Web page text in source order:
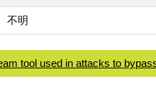
不明
tool used in attacks to